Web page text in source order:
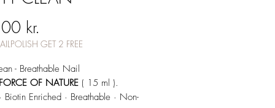
kr.
GET 2 FREE
- Breathable Nail
FORCE OF NATURE ( 15 ml ).
Biotin Enriched · Breathable · Non-